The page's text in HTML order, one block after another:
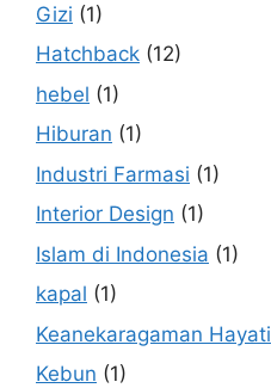
Gizi (1)
Hatchback (12)
hebel (1)
Hiburan (1)
Industri Farmasi (1)
Interior Design (1)
Islam di Indonesia (1)
kapal (1)
Keanekaragaman Hayati
Kebun (1)